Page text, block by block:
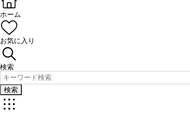
ホーム
お気に入り
検索
検索